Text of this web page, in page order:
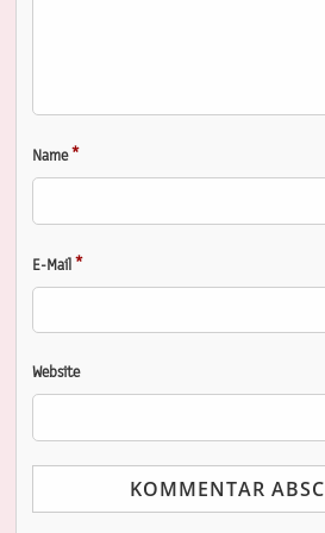
Name*
E-Mail *
Website